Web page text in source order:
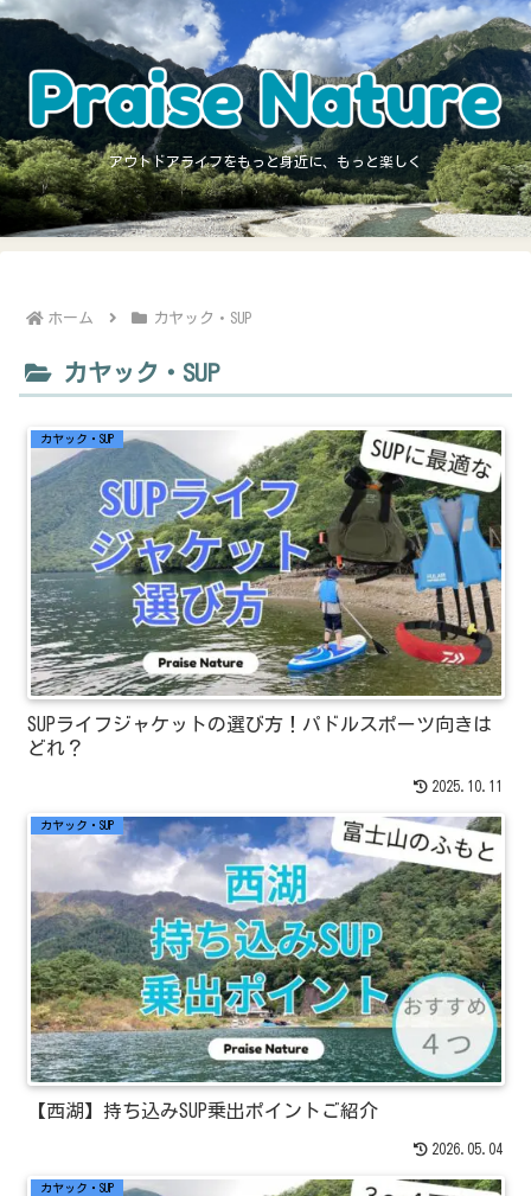
アウトドアライフをもっと身近に、もっと楽しく
ホーム カヤック・SUP
カヤック・SUP
カヤック・SUP
SUPライフジャケットの選び方！パドルスポーツ向きは
どれ？
2025.10.11
カヤック・SUP
【西湖】持ち込みSUP乗出ポイントご紹介
2026.05.04
カヤック・SUP